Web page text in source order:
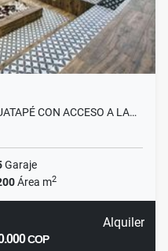
CON ACCESO A LA…
Garaje
Área m2
Alquiler
COP